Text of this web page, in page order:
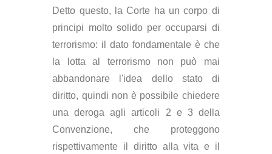
Detto questo, la Corte ha un corpo di
principi molto solido per occuparsi di
terrorismo: il dato fondamentale è che
la lotta al terrorismo non può mai
abbandonare l'idea dello stato di
diritto, quindi non è possibile chiedere
una deroga agli articoli 2 e 3 della
Convenzione, che proteggono
rispettivamente il diritto alla vita e il